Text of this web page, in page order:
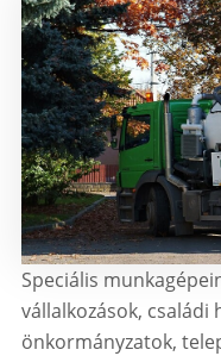
Speciális
vállalkozások, családi
önkormányzatok,